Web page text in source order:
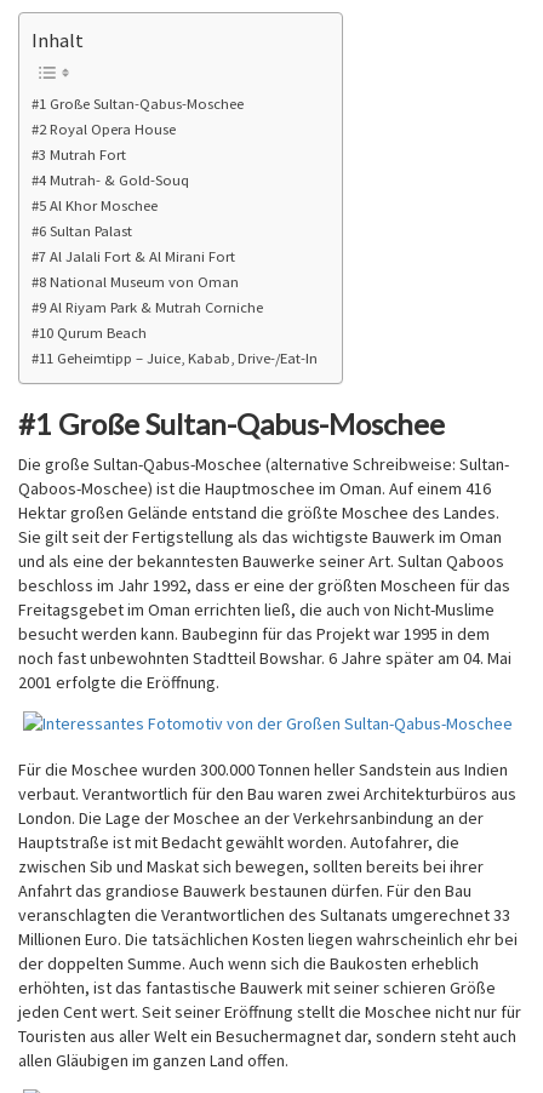
Inhalt
#1 Große Sultan-Qabus-Moschee
#2 Royal Opera House
#3 Mutrah Fort
#4 Mutrah- & Gold-Souq
#5 Al Khor Moschee
#6 Sultan Palast
#7 Al Jalali Fort & Al Mirani Fort
#8 National Museum von Oman
#9 Al Riyam Park & Mutrah Corniche
#10 Qurum Beach
#11 Geheimtipp – Juice, Kabab, Drive-/Eat-In
#1 Große Sultan-Qabus-Moschee
Die große Sultan-Qabus-Moschee (alternative Schreibweise: Sultan-
Qaboos-Moschee) ist die Hauptmoschee im Oman. Auf einem 416
Hektar großen Gelände entstand die größte Moschee des Landes.
Sie gilt seit der Fertigstellung als das wichtigste Bauwerk im Oman
und als eine der bekanntesten Bauwerke seiner Art. Sultan Qaboos
beschloss im Jahr 1992, dass er eine der größten Moscheen für das
Freitagsgebet im Oman errichten ließ, die auch von Nicht-Muslime
besucht werden kann. Baubeginn für das Projekt war 1995 in dem
noch fast unbewohnten Stadtteil Bowshar. 6 Jahre später am 04. Mai
2001 erfolgte die Eröffnung.
Für die Moschee wurden 300.000 Tonnen heller Sandstein aus Indien
verbaut. Verantwortlich für den Bau waren zwei Architekturbüros aus
London. Die Lage der Moschee an der Verkehrsanbindung an der
Hauptstraße ist mit Bedacht gewählt worden. Autofahrer, die
zwischen Sib und Maskat sich bewegen, sollten bereits bei ihrer
Anfahrt das grandiose Bauwerk bestaunen dürfen. Für den Bau
veranschlagten die Verantwortlichen des Sultanats umgerechnet 33
Millionen Euro. Die tatsächlichen Kosten liegen wahrscheinlich ehr bei
der doppelten Summe. Auch wenn sich die Baukosten erheblich
erhöhten, ist das fantastische Bauwerk mit seiner schieren Größe
jeden Cent wert. Seit seiner Eröffnung stellt die Moschee nicht nur für
Touristen aus aller Welt ein Besuchermagnet dar, sondern steht auch
allen Gläubigen im ganzen Land offen.